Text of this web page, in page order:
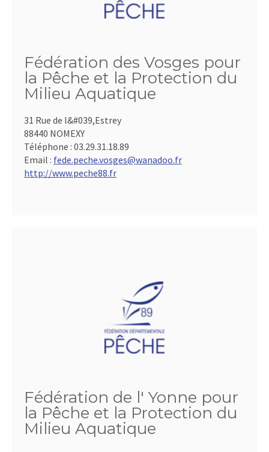
Fédération des Vosges pour
la Pêche et la Protection du
Milieu Aquatique
31 Rue de l&#039,Estrey
88440 NOMEXY
Téléphone : 03.29.31.18.89
Email : fede.peche.vosges@wanadoo.fr
http://www.peche88.fr
Fédération de l' Yonne pour
la Pêche et la Protection du
Milieu Aquatique